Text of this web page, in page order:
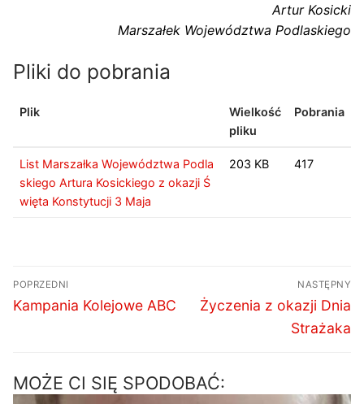
Artur Kosicki
Marszałek Województwa Podlaskiego
Pliki do pobrania
Plik
Wielkość
pliku
Pobrania
List Marszałka Województwa Podla
skiego Artura Kosickiego z okazji Ś
więta Konstytucji 3 Maja
203 KB 417
Nawigacja
wpisu
POPRZEDNI
Poprzedni
Kampania Kolejowe ABC
NASTĘPNY
Następny
Życzenia z okazji Dnia
Strażaka
MOŻE CI SIĘ SPODOBAĆ: